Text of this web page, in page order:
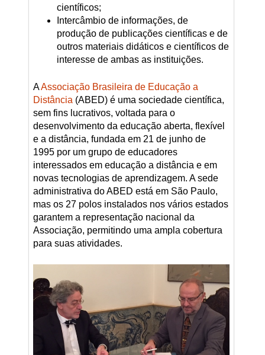
científicos;
Intercâmbio de informações, de
produção de publicações científicas e de
outros materiais didáticos e científicos de
interesse de ambas as instituições.
AAssociação Brasileira de Educação a
Distância (ABED) é uma sociedade científica,
sem fins lucrativos, voltada para o
desenvolvimento da educação aberta, flexível
e a distância, fundada em 21 de junho de
1995 por um grupo de educadores
interessados em educação a distância e em
novas tecnologias de aprendizagem. A sede
administrativa do ABED está em São Paulo,
mas os 27 polos instalados nos vários estados
garantem a representação nacional da
Associação, permitindo uma ampla cobertura
para suas atividades.